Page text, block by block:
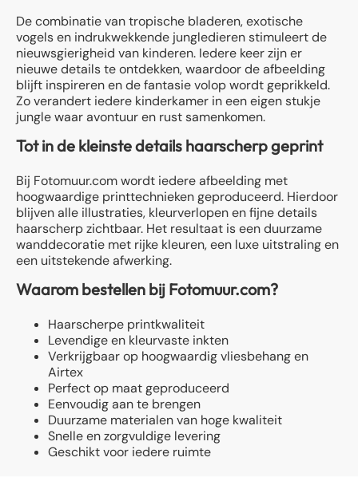
De combinatie van tropische bladeren, exotische
vogels en indrukwekkende jungledieren stimuleert de
nieuwsgierigheid van kinderen. Iedere keer zijn er
nieuwe details te ontdekken, waardoor de afbeelding
blijft inspireren en de fantasie volop wordt geprikkeld.
Zo verandert iedere kinderkamer in een eigen stukje
jungle waar avontuur en rust samenkomen.
Tot in de kleinste details haarscherp geprint
Bij Fotomuur.com wordt iedere afbeelding met
hoogwaardige printtechnieken geproduceerd. Hierdoor
blijven alle illustraties, kleurverlopen en fijne details
haarscherp zichtbaar. Het resultaat is een duurzame
wanddecoratie met rijke kleuren, een luxe uitstraling en
een uitstekende afwerking.
Waarom bestellen bij Fotomuur.com?
Haarscherpe printkwaliteit
Levendige en kleurvaste inkten
Verkrijgbaar op hoogwaardig vliesbehang en
Airtex
Perfect op maat geproduceerd
Eenvoudig aan te brengen
Duurzame materialen van hoge kwaliteit
Snelle en zorgvuldige levering
Geschikt voor iedere ruimte